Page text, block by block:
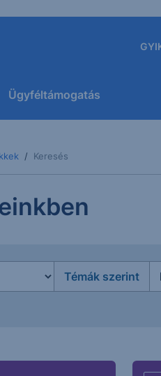
Ügyféltámogatás
Keresés
Témák szerint